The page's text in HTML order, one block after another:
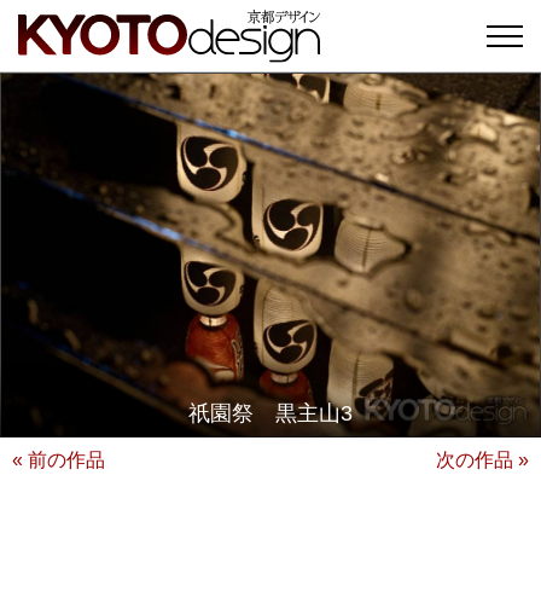
祇園祭 黒主山3
« 前の作品 次の作品 »